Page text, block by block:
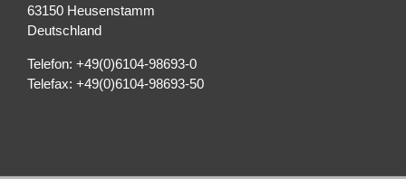
63150 Heusenstamm
Deutschland
Telefon: +49(0)6104-98693-0
Telefax: +49(0)6104-98693-50